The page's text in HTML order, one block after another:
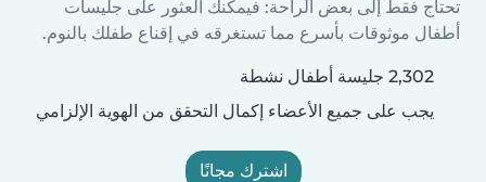
تحتاج فقط إلى بعض الراحة: فيمكنك العثور على جليسات
أطفال موثوقات بأسرع مما تستغرقه في إقناع طفلك بالنوم.
2,302 جليسة أطفال نشطة
يجب على جميع الأعضاء إكمال التحقق من الهوية الإلزامي
اشترك مجانًا